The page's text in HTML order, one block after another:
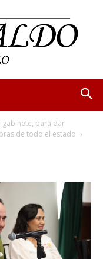
gabinete, para dar
de todo el estado